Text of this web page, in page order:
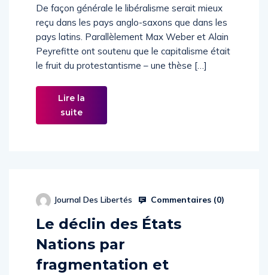
De façon générale le libéralisme serait mieux
reçu dans les pays anglo-saxons que dans les
pays latins. Parallèlement Max Weber et Alain
Peyrefitte ont soutenu que le capitalisme était
le fruit du protestantisme – une thèse […]
Lire la
suite
Journal Des Libertés Commentaires (0)
Le déclin des États
Nations par
fragmentation et